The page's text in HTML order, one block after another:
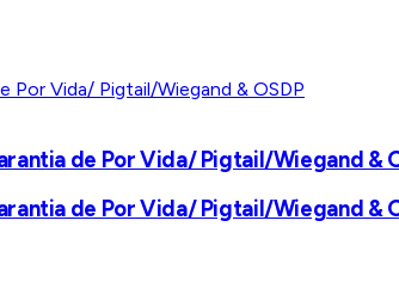
de Por Vida/ Pigtail/Wiegand &
de Por Vida/ Pigtail/Wiegand &